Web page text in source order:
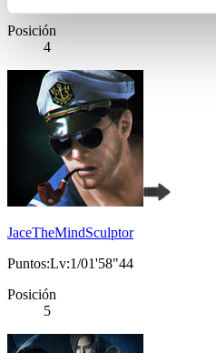
Posición
4
JaceTheMindSculptor
Puntos:Lv:1/01'58"44
Posición
5